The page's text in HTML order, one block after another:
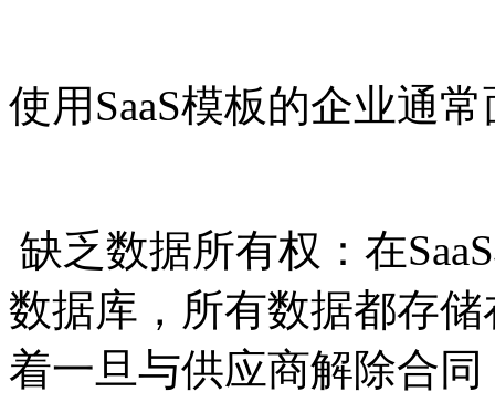
使用SaaS模板的企业通
缺乏数据所有权：在
数据库，所有数据都存
着一旦与供应商解除合